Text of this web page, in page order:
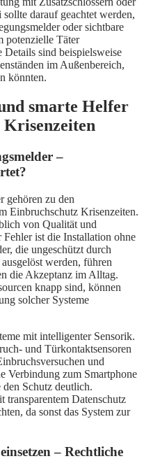
darauf geachtet werden,
oder sichtbare
potenzielle Täter
sind beispielsweise
im Außenbereich,
könnten.
smarte Helfer
–
gehören zu den
Einbruchschutz Krisenzeiten.
von Qualität und
ist die Installation ohne
die ungeschützt durch
werden, führen
die Akzeptanz im Alltag.
knapp sind, können
solcher Systeme
mit intelligenter Sensorik.
und Türkontaktsensoren
und
Verbindung zum Smartphone
Schutz deutlich.
Datenschutz
da sonst das System zur
– Rechtliche